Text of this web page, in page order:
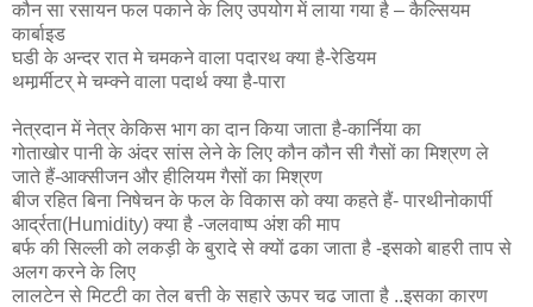
कौन सा रसायन फल पकाने के लिए उपयोग में लाया गया है – कैल्सियम
कार्बाइड
घडी के अन्दर रात मे चमकने वाला पदारथ क्या है-रेडियम
थमार्र्मीटर् मे चम्क्ने वाला पदार्थ क्या है-पारा
नेत्रदान में नेत्र केकिस भाग का दान किया जाता है-कार्निया का
गोताखोर पानी के अंदर सांस लेने के लिए कौन कौन सी गैसों का मिश्रण ले
जाते हैं-आक्सीजन और हीलियम गैसों का मिश्रण
बीज रहित बिना निषेचन के फल के विकास को क्या कहते हैं- पारथीनोकार्पी
आर्द्रता(Humidity) क्या है -जलवाष्प अंश की माप
बर्फ की सिल्ली को लकड़ी के बुरादे से क्यों ढका जाता है -इसको बाहरी ताप से
अलग करने के लिए
लालटेन से मिटटी का तेल बत्ती के सहारे ऊपर चढ जाता है ..इसका कारण